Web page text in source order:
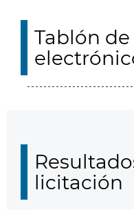
Tablón
licitación